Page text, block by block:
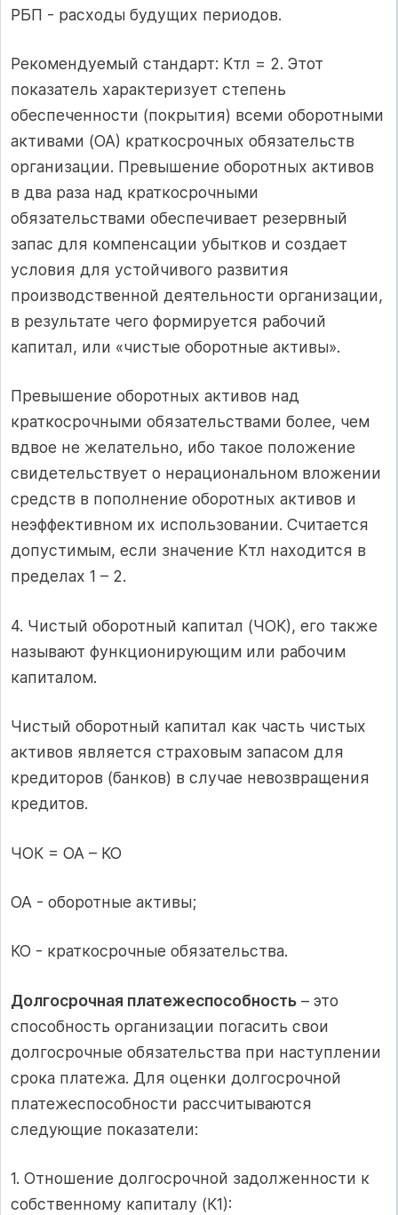
РБП - расходы будущих периодов.
Рекомендуемый стандарт: Ктл = 2. Этот
показатель характеризует степень
обеспеченности (покрытия) всеми оборотными
активами (ОА) краткосрочных обязательств
организации. Превышение оборотных активов
в два раза над краткосрочными
обязательствами обеспечивает резервный
запас для компенсации убытков и создает
условия для устойчивого развития
производственной деятельности организации,
в результате чего формируется рабочий
капитал, или «чистые оборотные активы».
Превышение оборотных активов над
краткосрочными обязательствами более, чем
вдвое не желательно, ибо такое положение
свидетельствует о нерациональном вложении
средств в пополнение оборотных активов и
неэффективном их использовании. Считается
допустимым, если значение Ктл находится в
пределах 1 – 2.
4. Чистый оборотный капитал (ЧОК), его также
называют функционирующим или рабочим
капиталом.
Чистый оборотный капитал как часть чистых
активов является страховым запасом для
кредиторов (банков) в случае невозвращения
кредитов.
ЧОК = ОА – КО
ОА - оборотные активы;
КО - краткосрочные обязательства.
Долгосрочная платежеспособность – это
способность организации погасить свои
долгосрочные обязательства при наступлении
срока платежа. Для оценки долгосрочной
платежеспособности рассчитываются
следующие показатели:
1. Отношение долгосрочной задолженности к
собственному капиталу (К1):